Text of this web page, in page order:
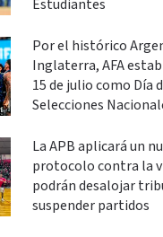
Estudiantes
Por el histórico
Inglaterra, AFA
15 de julio como Día
Selecciones
La APB aplicará un
protocolo contra la
podrán desalojar
suspender partidos